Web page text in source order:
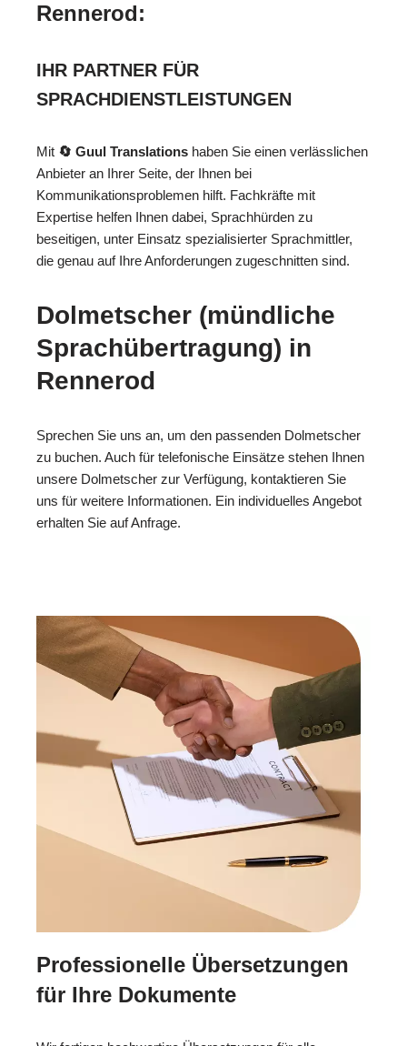
Rennerod:
IHR PARTNER FÜR
SPRACHDIENSTLEISTUNGEN
Mit 🔄 Guul Translations haben Sie einen verlässlichen
Anbieter an Ihrer Seite, der Ihnen bei
Kommunikationsproblemen hilft. Fachkräfte mit
Expertise helfen Ihnen dabei, Sprachhürden zu
beseitigen, unter Einsatz spezialisierter Sprachmittler,
die genau auf Ihre Anforderungen zugeschnitten sind.
Dolmetscher (mündliche
Sprachübertragung) in
Rennerod
Sprechen Sie uns an, um den passenden Dolmetscher
zu buchen. Auch für telefonische Einsätze stehen Ihnen
unsere Dolmetscher zur Verfügung, kontaktieren Sie
uns für weitere Informationen. Ein individuelles Angebot
erhalten Sie auf Anfrage.
Professionelle Übersetzungen
für Ihre Dokumente